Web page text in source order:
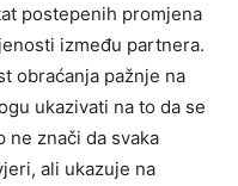
postepenih promjena
između partnera.
obraćanja pažnje na
ukazivati na to da se
ne znači da svaka
ali ukazuje na